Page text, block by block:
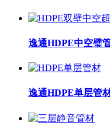
逸通HDPE中空璧
逸通HDPE单层管